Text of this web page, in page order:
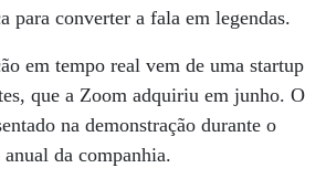
para converter a fala em legendas.
em tempo real vem de uma startup
que a Zoom adquiriu em junho. O
na demonstração durante o
da companhia.